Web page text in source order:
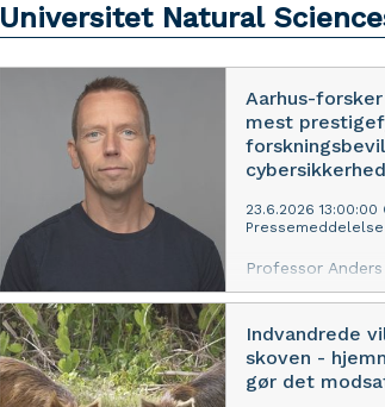
Universitet Natural
Aarhus-
mest
cybersikkerhed
23.6.2026 13:00:00
Pressemeddelelse
Professor
for Datalogi ved
på 2,5 million
Research
Indvandrede
skoven -
gør det